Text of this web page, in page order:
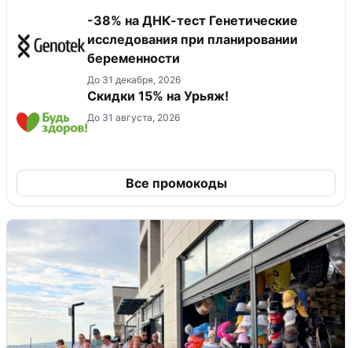
-38% на ДНК-тест Генетические
исследования при планировании
беременности
До 31 декабря, 2026
Скидки 15% на Урьяж!
До 31 августа, 2026
Все промокоды